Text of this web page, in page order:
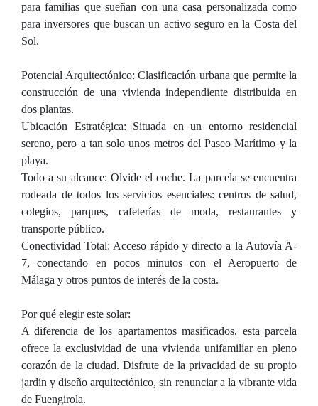
para familias que sueñan con una casa personalizada como
para inversores que buscan un activo seguro en la Costa del
Sol.
Potencial Arquitectónico: Clasificación urbana que permite la
construcción de una vivienda independiente distribuida en
dos plantas.
Ubicación Estratégica: Situada en un entorno residencial
sereno, pero a tan solo unos metros del Paseo Marítimo y la
playa.
Todo a su alcance: Olvide el coche. La parcela se encuentra
rodeada de todos los servicios esenciales: centros de salud,
colegios, parques, cafeterías de moda, restaurantes y
transporte público.
Conectividad Total: Acceso rápido y directo a la Autovía A-
7, conectando en pocos minutos con el Aeropuerto de
Málaga y otros puntos de interés de la costa.
Por qué elegir este solar:
A diferencia de los apartamentos masificados, esta parcela
ofrece la exclusividad de una vivienda unifamiliar en pleno
corazón de la ciudad. Disfrute de la privacidad de su propio
jardín y diseño arquitectónico, sin renunciar a la vibrante vida
de Fuengirola.